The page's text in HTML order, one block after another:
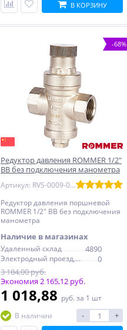
В КОРЗИНУ
-68%
Редуктор давления ROMMER 1/2"
ВВ без подключения манометра
Артикул: RVS-0009-000015
Редуктор давления поршневой
ROMMER 1/2" ВВ без подключения
манометра
Наличие в магазинах
Удаленный склад 4890
Электродный проезд, 6с1
0
3 184,00 руб.
Экономия 2 165,12 руб.
1 018,88 руб. за 1 шт
В наличии
- +